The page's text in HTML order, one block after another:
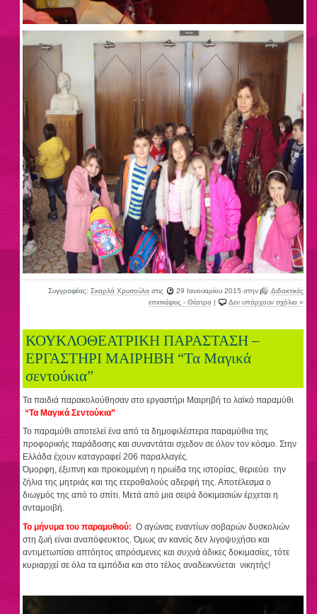
Συγγραφέας: Σκαρλά Χρυσούλαστις 29 Ιανουαρίου 2015 στην
Διδακτικές
επισκέψεις - Θέατρα | Δεν υπάρχουν σχόλια »
ΚΟΥΚΛΟΘΕΑΤΡΙΚΗ ΠΑΡΑΣΤΑΣΗ –
ΕΡΓΑΣΤΗΡΙ ΜΑΙΡΗΒΗ “Τα Μαγικά
σεντούκια”
Τα παιδιά παρακολούθησαν στο εργαστήρι Μαιρηβή το λαϊκό παραμύθι
“Τα Μαγικά Σεντούκια”
Το παραμύθι αποτελεί ένα από τα δημοφιλέστερα παραμύθια της
προφορικής παράδοσης και συναντάται σχεδον σε όλον τον κόσμο. Στην
Ελλάδα έχουν καταγραφεί 206 παραλλαγές.
Όμορφη, έξυπνη και προκομμένη η ηρωίδα της ιστορίας, θεριεύει την
ζήλια της μητριάς και της ετεροθαλούς αδερφή της. Αποτέλεσμα ο
διωγμός της από το σπίτι. Μετά από μια σειρά δοκιμασιών έρχεται η
ανταμοιβή.
Το μήνυμα του παραμυθιού: Ο αγώνας εναντίων σοβαρών δυσκολιών
στη ζωή είναι αναπόφευκτος. Όμως αν κανείς δεν λιγοψυχήσει και
αντιμετωπίσει απτόητος απρόσμενες και συχνά άδικες δοκιμασίες, τότε
κυριαρχεί σε όλα τα εμπόδια και στο τέλος αναδεικνύεται νικητής!